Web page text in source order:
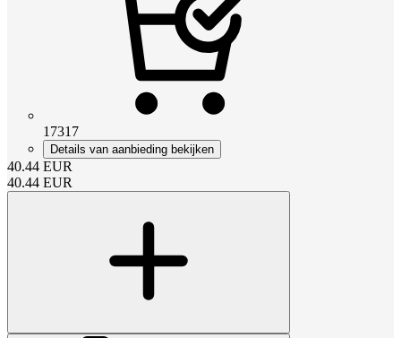
17317
Details van aanbieding bekijken
40.44 EUR
40.44 EUR